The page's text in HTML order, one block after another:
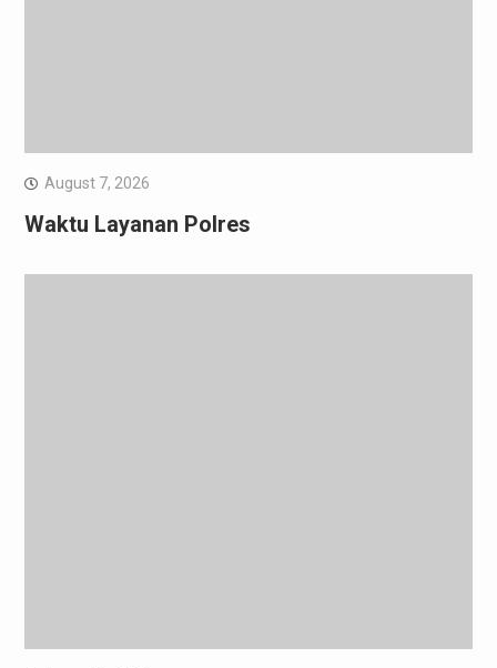
August 7, 2026
Waktu Layanan Polres